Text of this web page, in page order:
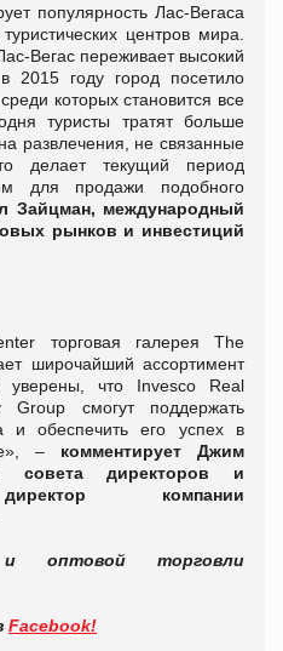
популярность Лас-Вегаса
центров мира.
Вегас переживает высокий
2015 году город посетило
которых становится все
туристы тратят больше
развлечения, не связанные
делает текущий период
для продажи подобного
Зайцман, международный
рынков и инвестиций
торговая галерея The
широчайший ассортимент
что Invesco Real
смогут поддержать
и обеспечить его успех в
– комментирует Джим
совета директоров и
компании
оптовой торговли
Facebook!